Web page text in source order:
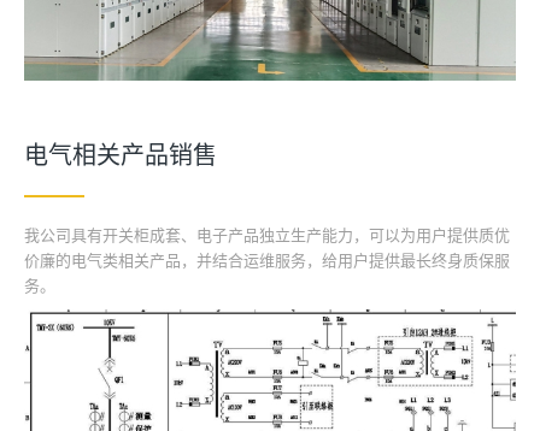
电气相关产品销售
我公司具有开关柜成套、电子产品独立生产能力，可以为用户提供质优
价廉的电气类相关产品，并结合运维服务，给用户提供最长终身质保服
务。